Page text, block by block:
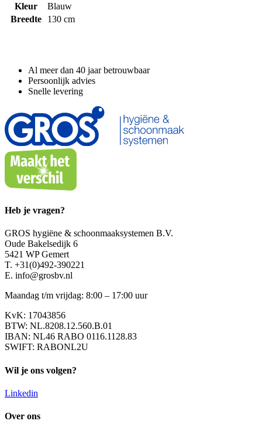
Kleur
Blauw
Breedte
130 cm
Al meer dan 40 jaar betrouwbaar
Persoonlijk advies
Snelle levering
Heb je vragen?
GROS hygiëne & schoonmaaksystemen B.V.
Oude Bakelsedijk 6
5421 WP Gemert
T. +31(0)492-390221
E. info@grosbv.nl
Maandag t/m vrijdag: 8:00 – 17:00 uur
KvK: 17043856
BTW: NL.8208.12.560.B.01
IBAN: NL46 RABO 0116.1128.83
SWIFT: RABONL2U
Wil je ons volgen?
Linkedin
Over ons